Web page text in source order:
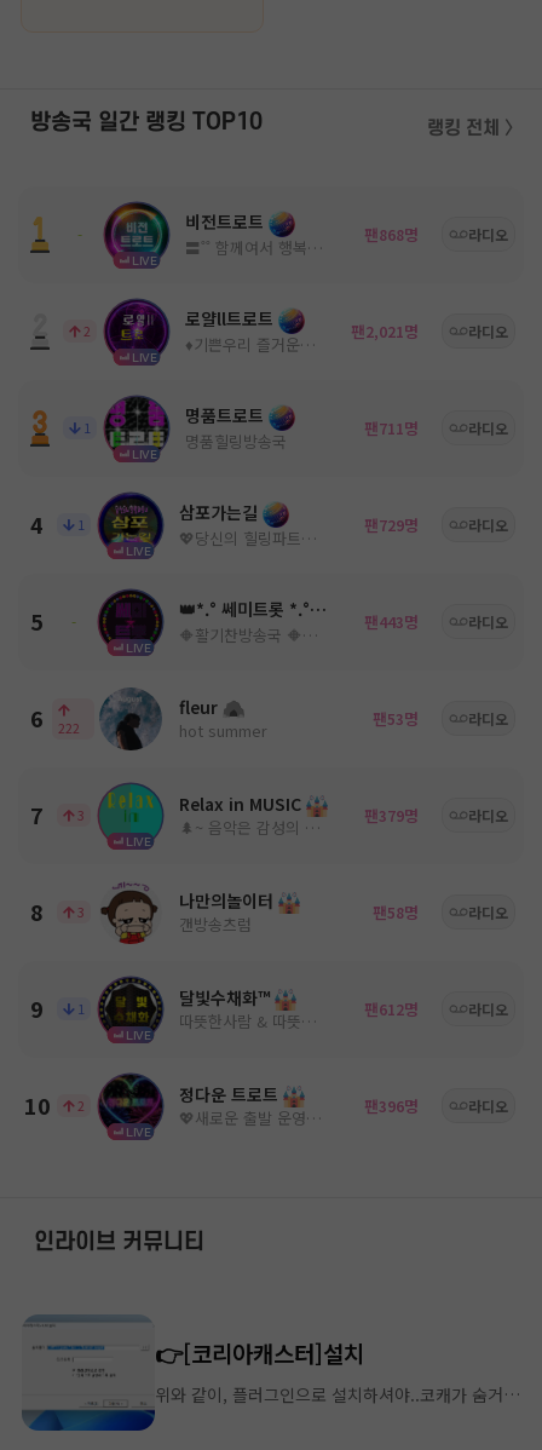
방송국 일간 랭킹 TOP10 랭킹 전체 〉
-
LIVE
비전트로트
〓˚˚ 함께여서 행복한 고품격 방송국 ˚˚〓
팬868명 라디오
2
LIVE
로얄ll트로트
♦️기쁜우리 즐거운우리♦️
팬2,021명 라디오
1
LIVE
명품트로트
명품힐링방송국
팬711명 라디오
4 1
LIVE
삼포가는길
💖당신의 힐링파트너💖ノ。담: ◈
팬729명 라디오
5 -
LIVE
👑*.° 쎄미트롯 *.°👑
🔶활기찬방송국 🔶쎄미트롯🔶
팬443명 라디오
6 222
fleur
hot summer
팬53명 라디오
7 3
LIVE
Relax in MUSIC
🌲~ 음악은 감성의 움직임을 유도한다! ~🌳
팬379명 라디오
8 3 나만의놀이터
갠방송츠럼
팬58명 라디오
9 1
LIVE
달빛수채화™
따뜻한사람 & 따뜻한음악
팬612명 라디오
10 2
LIVE
정다운 트로트
💖새로운 출발 운영진모심💖
팬396명 라디오
인라이브 커뮤니티
👉[코리아캐스터]설치
위와 같이, 플러그인으로 설치하셔야..코캐가 숨거나 하지 않습니다 ^^